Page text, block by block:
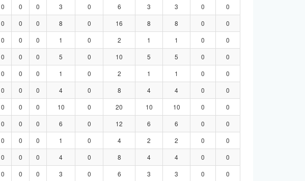
0 0 0 3 0 6 3 3 0
0
0 0 0 8 0 16 8 8 0
0
0 0 0 1 0 2 1 1 0
0
0 0 0 5 0 10 5 5 0
0
0 0 0 1 0 2 1 1 0
0
0 0 0 4 0 8 4 4 0
0
0 0 0 10 0 20 10 10 0
0
0 0 0 6 0 12 6 6 0
0
0 0 0 1 0 4 2 2 0
0
0 0 0 4 0 8 4 4 0
0
0 0 0 3 0 6 3 3 0
0